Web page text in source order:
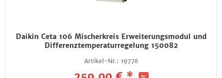
Daikin Ceta 106 Mischerkreis Erweiterungsmodul und
Differenztemperaturregelung 150082
Artikel-Nr.: 19776